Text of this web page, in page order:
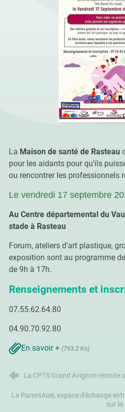
La Maison de santé de Rasteau
pour les aidants pour qu'ils
ou rencontrer les professionnels
Le vendredi 17 septembre
Au Centre départemental du
stade à Rasteau
Forum, ateliers d'art plastique,
exposition sont au programme
de 9h à 17h.
Renseignements et
07.55.62.64.80
04.90.70.92.80
En savoir + (793.2 Ko)
La CPTS Grand Avignon recrute
La ParentAise, espace d'échange
sur